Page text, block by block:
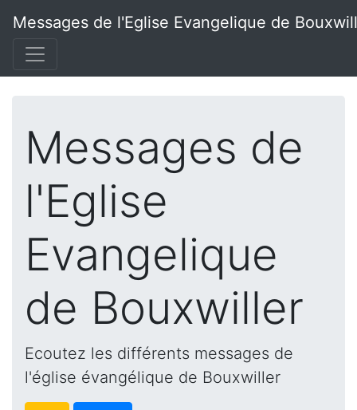
Messages de l'Eglise Evangelique de
Messages de
l'Eglise
Evangelique
de Bouxwiller
Ecoutez les différents messages de
l'église évangélique de Bouxwiller